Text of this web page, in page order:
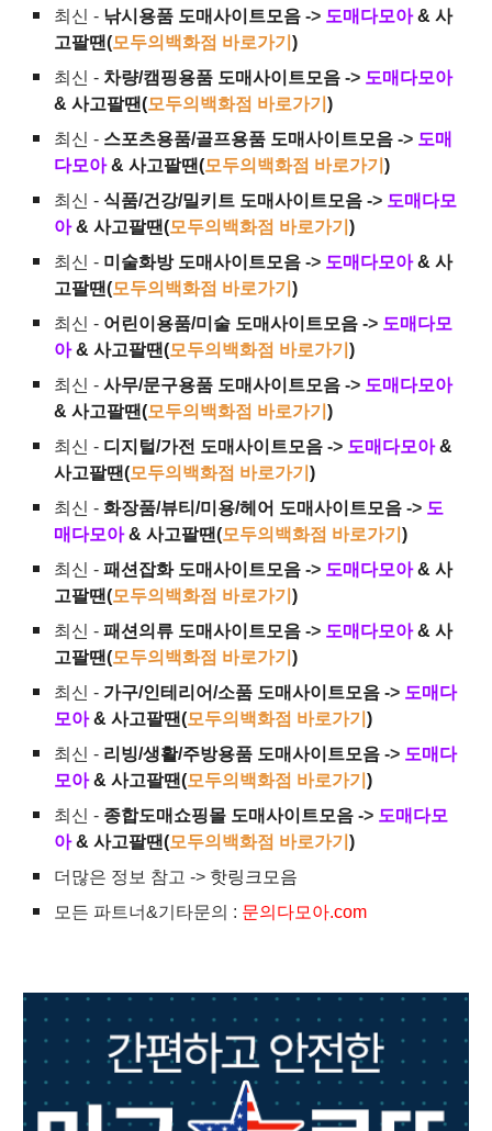
최신 - 낚시용품 도매사이트모음 -> 도매다모아 & 사
고팔땐(모두의백화점 바로가기)
최신 - 차량/캠핑용품 도매사이트모음 -> 도매다모아
& 사고팔땐(모두의백화점 바로가기)
최신 - 스포츠용품/골프용품 도매사이트모음 -> 도매
다모아 & 사고팔땐(모두의백화점 바로가기)
최신 - 식품/건강/밀키트 도매사이트모음 -> 도매다모
아 & 사고팔땐(모두의백화점 바로가기)
최신 - 미술화방 도매사이트모음 -> 도매다모아 & 사
고팔땐(모두의백화점 바로가기)
최신 - 어린이용품/미술 도매사이트모음 -> 도매다모
아 & 사고팔땐(모두의백화점 바로가기)
최신 -사무/문구용품 도매사이트모음 -> 도매다모아
& 사고팔땐(모두의백화점 바로가기)
최신 - 디지털/가전 도매사이트모음 -> 도매다모아 &
사고팔땐(모두의백화점 바로가기)
최신 -화장품/뷰티/미용/헤어 도매사이트모음 -> 도
매다모아 & 사고팔땐(모두의백화점 바로가기)
최신 -패션잡화 도매사이트모음 -> 도매다모아 & 사
고팔땐(모두의백화점 바로가기)
최신 -패션의류 도매사이트모음 -> 도매다모아 & 사
고팔땐(모두의백화점 바로가기)
최신 - 가구/인테리어/소품 도매사이트모음 -> 도매다
모아 & 사고팔땐(모두의백화점 바로가기)
최신 - 리빙/생활/주방용품 도매사이트모음 -> 도매다
모아 & 사고팔땐(모두의백화점 바로가기)
최신 - 종합도매쇼핑몰 도매사이트모음 -> 도매다모
아 & 사고팔땐(모두의백화점 바로가기)
더많은 정보 참고 -> 핫링크모음
모든 파트너&기타문의 : 문의다모아.com